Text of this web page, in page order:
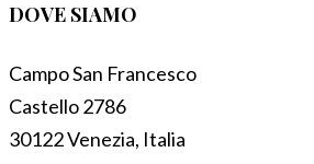
DOVE SIAMO
Campo San Francesco
Castello 2786
30122 Venezia, Italia